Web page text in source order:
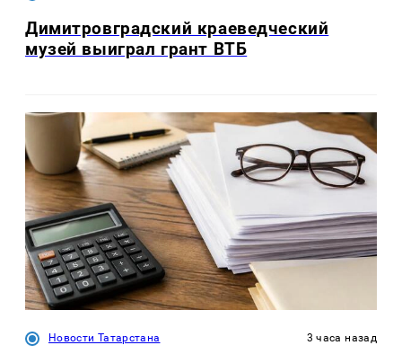
Димитровградский краеведческий
музей выиграл грант ВТБ
Новости Татарстана 3 часа назад